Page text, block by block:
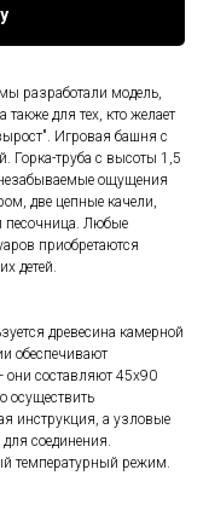
разработали модель,
также для тех, кто желает
Игровая башня с
Горка-труба с высоты 1,5
ощущения
две цепные качели,
песочница. Любые
приобретаются
детей.
древесина камерной
обеспечивают
составляют 45х90
осуществить
инструкция, а узловые
соединения.
температурный режим.